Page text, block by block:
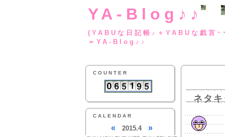
YA-Blog♪♪
(YABUな日記帳♪
＝YA-Blog♪♪
COUNTER
CALENDAR
« 2015.4 »
ネタ